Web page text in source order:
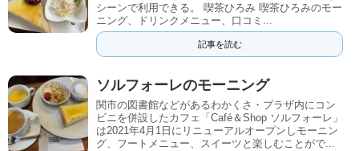
シーンで利用できる。 喫茶ひろみ 喫茶ひろみのモー
ニング、ドリンクメニュー、口コミ...
記事を読む
ソルフォーレのモーニング
関市の図書館などがあるわかくさ・プラザ内にコン
ビニを併設したカフェ「Café＆Shop ソルフォーレ」
は2021年4月1日にリニューアルオープンしモーニン
グ、フートメニュー、スイーツと楽しむことがで...